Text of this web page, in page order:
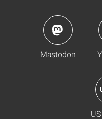
Mastodon